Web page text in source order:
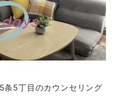
5丁目のカウンセリング